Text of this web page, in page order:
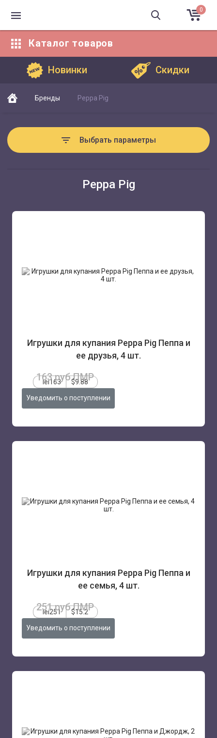
0
Каталог товаров
Новинки Скидки
Бренды Peppa Pig
Выбрать параметры
Peppa Pig
Игрушки для купания Peppa Pig Пеппа и
ее друзья, 4 шт.
163 руб.ПМР
lei163 $9.88
Уведомить о поступлении
Игрушки для купания Peppa Pig Пеппа и
ее семья, 4 шт.
251 руб.ПМР
lei251 $15.2
Уведомить о поступлении